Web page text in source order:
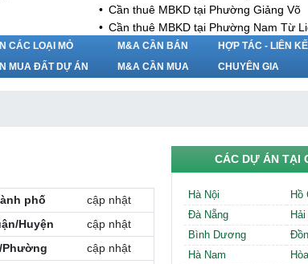
Cần thuê MBKD tại Phường Giảng Võ
Cần thuê MBKD tại Phường Nam Từ
Cần thuê MBKD tại Phường Cầu Giấy
Cần thuê MBKD tại Phường Thanh
Cần thuê MBKD tại Phường Long Biên
Cần thuê MBKD tại Phường Yên Hòa
Cần thuê MBKD tại Phường Nghĩa Độ
Cần thuê MBKD tại Phường Phương
Cần thuê MBKD tại Phường Khương
Cần thuê MBKD tại Phường Yên Sở
Cần thuê MBKD tại Phường Hoàng Liệt
Cần thuê MBKD tại Phường Định Công
CÁC LOẠI MỎ
MUA ĐẤT DỰ ÁN
M&A CẦN BÁN
M&A CẦN MUA
HỢP TÁC - LIÊN
CHUYÊN GIA
phố
cập nhật
Huyện
cập nhật
Phường
cập nhật
CÁC DỰ ÁN TẠI
Hà Nội
Hồ
Đà Nẵng
Bình Dương
Hà Nam